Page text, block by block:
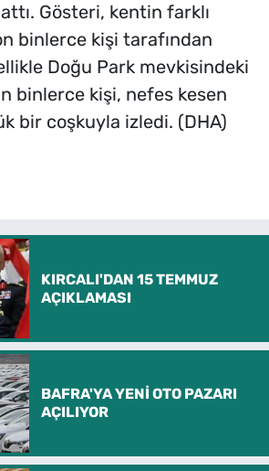
Gösteri, kentin farklı
binlerce kişi tarafından
Doğu Park mevkisindeki
binlerce kişi, nefes kesen
bir coşkuyla izledi. (DHA)
KIRCALI'DAN 15 TEMMUZ
AÇIKLAMASI
BAFRA'YA YENİ OTO PAZARI
AÇILIYOR